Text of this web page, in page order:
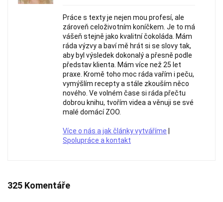
Práce s texty je nejen mou profesí, ale
zároveň celoživotním koníčkem. Je to má
vášeň stejně jako kvalitní čokoláda. Mám
ráda výzvy a baví mě hrát si se slovy tak,
aby byl výsledek dokonalý a přesně podle
představ klienta. Mám více než 25 let
praxe. Kromě toho moc ráda vařím i peču,
vymýšlím recepty a stále zkouším něco
nového. Ve volném čase si ráda přečtu
dobrou knihu, tvořím videa a věnuji se své
malé domácí ZOO.
Více o nás a jak články vytváříme |
Spolupráce a kontakt
325 Komentáře